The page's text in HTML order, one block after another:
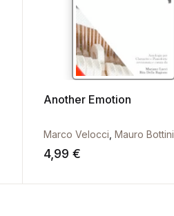
Another Emotion
Marco Velocci, Mauro Bottini
4,99 €